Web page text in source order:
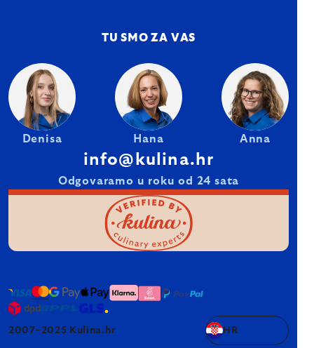
TU SMO ZA VAS
Denisa Hana Anna
info@kulina.hr
Odgovaramo u roku od 24 sata
2007–2025 Kulina.hr HR